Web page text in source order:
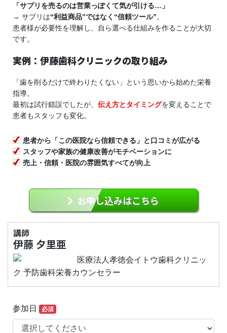
「サプリを売るのは営業っぽくて気が引ける…」
→ サプリは“利益商品”ではなく“信頼ツール”。
患者様が必要性を理解し、自ら選べる仕組みを作ることが大切
です。
実例：伊藤歯科クリニックの取り組み
「歯を削るだけで終わりたくない」という思いから始めた栄養
指導。
最初は試行錯誤でしたが、 伝え方とタイミングを変えることで
患者もスタッフも変化。
患者から「この医院なら信頼できる」と口コミが広がる
スタッフや家族の健康改善がモチベーションに
売上・信頼・医院の雰囲気すべてが向上
お申し込みはこちら
講師
伊藤 夕里亜
医療法人孝徳会イトウ歯科クリニッ
ク 予防歯科栄養カウンセラー
参加日 必須